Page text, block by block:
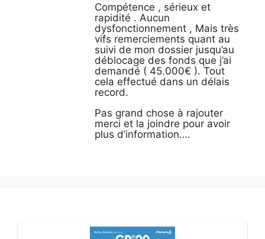
Compétence , sérieux et
rapidité . Aucun
dysfonctionnement , Mais très
vifs remerciements quant au
suivi de mon dossier jusqu’au
déblocage des fonds que j’ai
demandé ( 45.000€ ). Tout
cela effectué dans un délais
record.
Pas grand chose à rajouter
merci et la joindre pour avoir
plus d’information….